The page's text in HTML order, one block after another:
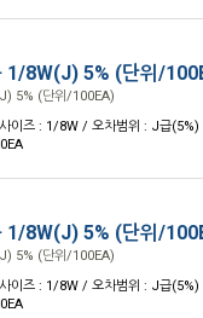
1/8W(J) 5% (단위/
5% (단위/100EA)
이즈 : 1/8W / 오차범위 : J급(5%)
1/8W(J) 5% (단위/
5% (단위/100EA)
이즈 : 1/8W / 오차범위 : J급(5%)